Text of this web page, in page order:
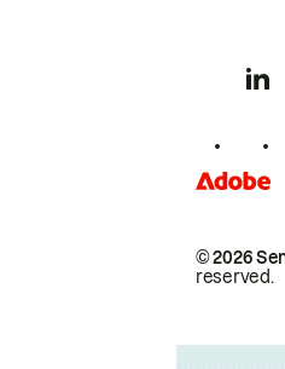
© 2026
reserved.